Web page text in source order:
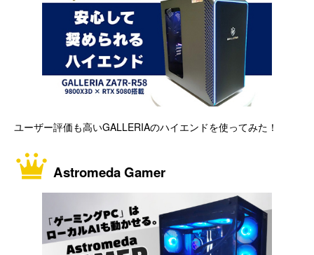
ユーザー評価も高いGALLERIAのハイエンドを使ってみた！
Astromeda Gamer